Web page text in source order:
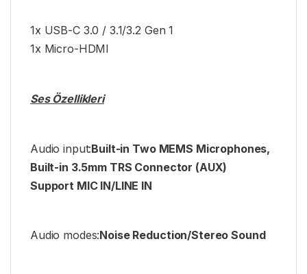
1x USB-C 3.0 / 3.1/3.2 Gen 1
1x Micro-HDMI
Ses Özellikleri
Audio input:Built-in Two MEMS Microphones,
Built-in 3.5mm TRS Connector (AUX)
Support MIC IN/LINE IN
Audio modes:Noise Reduction/Stereo Sound